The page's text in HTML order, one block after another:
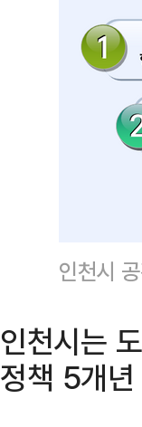
인천시
인천시는
정책 5개